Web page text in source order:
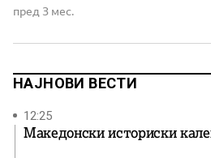
претставува еден од
создавањето на првата
овозможија ширење на Божјото
пред 3 мес.
НАЈНОВИ ВЕСТИ
12:25
Македонски историски